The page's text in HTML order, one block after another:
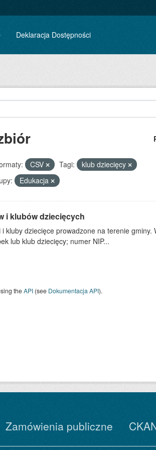
Deklaracja Dostępności
CSV Tagi:
klub dziecięcy
Edukacja
i klubów dziecięcych
kluby dziecięce prowadzone na terenie
lub klub dziecięcy; numer NIP...
theAPI(see Dokumentacja API).
Zamówienia publiczne